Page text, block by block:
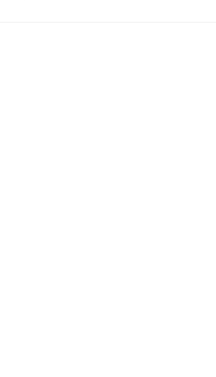
Modelle besser und besser zu